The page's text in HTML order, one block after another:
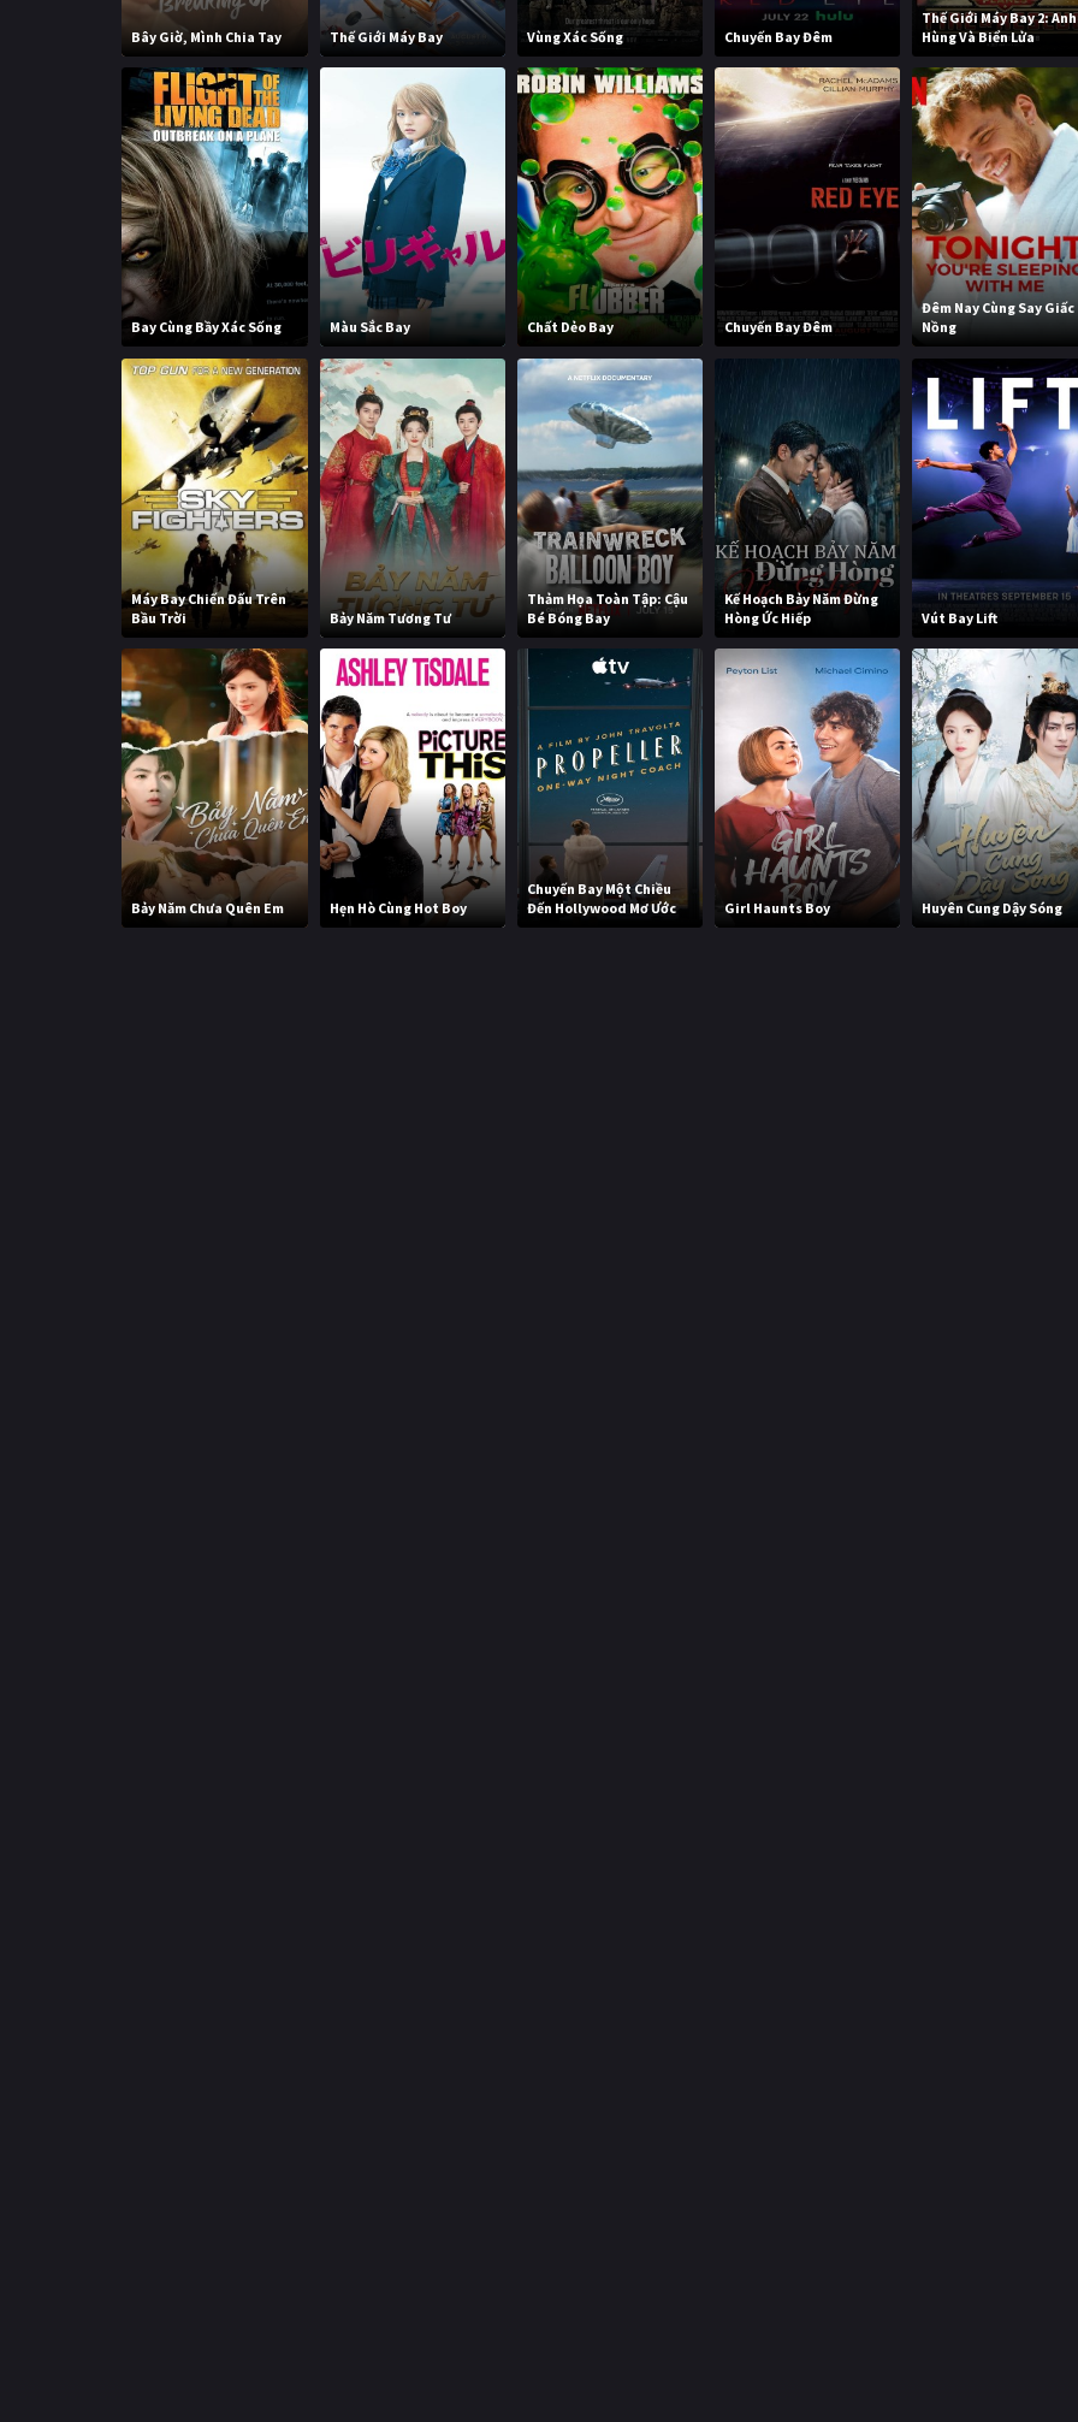
Bây Giờ, Mình Chia Tay Thế Giới Máy Bay Vùng Xác Sống Chuyến Bay Đêm
Thế Giới Máy Bay 2: Anh
Hùng Và Biển Lửa
Bay Cùng Bầy Xác Sống Màu Sắc Bay Chất Dẻo Bay Chuyến Bay Đêm
Đêm Nay Cùng Say Giấc
Nồng
Máy Bay Chiến Đấu Trên
Bầu Trời
Bảy Năm Tương Tư
Thảm Họa Toàn Tập: Cậu
Bé Bóng Bay
Kế Hoạch Bảy Năm Đừng
Hòng Ức Hiếp
Vút Bay Lift
Bảy Năm Chưa Quên Em Hẹn Hò Cùng Hot Boy
Chuyến Bay Một Chiều
Đến Hollywood Mơ Ước
Girl Haunts Boy Huyên Cung Dậy Sóng